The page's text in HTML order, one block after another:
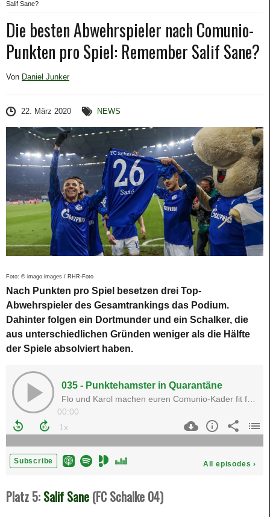
Salif Sane?
Die besten Abwehrspieler nach Comunio-
Punkten pro Spiel: Remember Salif Sane?
Von Daniel Junker
22. März 2020 NEWS
Foto: © imago images / RHR-Foto
Nach Punkten pro Spiel besetzen drei Top-
Abwehrspieler des Gesamtrankings das Podium.
Dahinter folgen ein Dortmunder und ein Schalker, die
aus unterschiedlichen Gründen weniger als die Hälfte
der Spiele absolviert haben.
Platz 5: Salif Sane (FC Schalke 04)